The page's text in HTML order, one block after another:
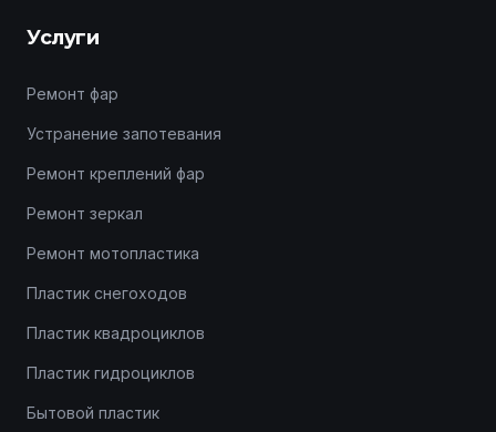
Услуги
Ремонт фар
Устранение запотевания
Ремонт креплений фар
Ремонт зеркал
Ремонт мотопластика
Пластик снегоходов
Пластик квадроциклов
Пластик гидроциклов
Бытовой пластик